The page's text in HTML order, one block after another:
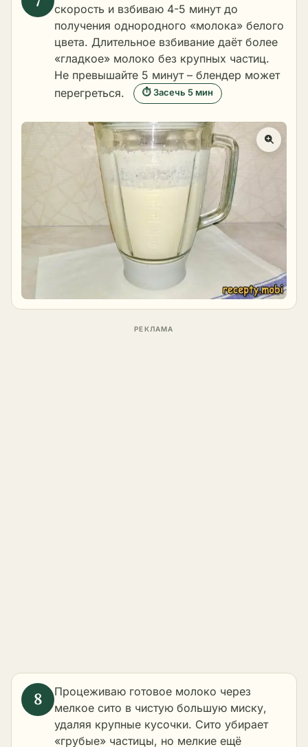
скорость и взбиваю 4-5 минут до
получения однородного «молока» белого
цвета. Длительное взбивание даёт более
«гладкое» молоко без крупных частиц.
Не превышайте 5 минут – блендер может
перегреться.
⏱ Засечь 5 мин
Процеживаю готовое молоко через
мелкое сито в чистую большую миску,
удаляя крупные кусочки. Сито убирает
«грубые» частицы, но мелкие ещё